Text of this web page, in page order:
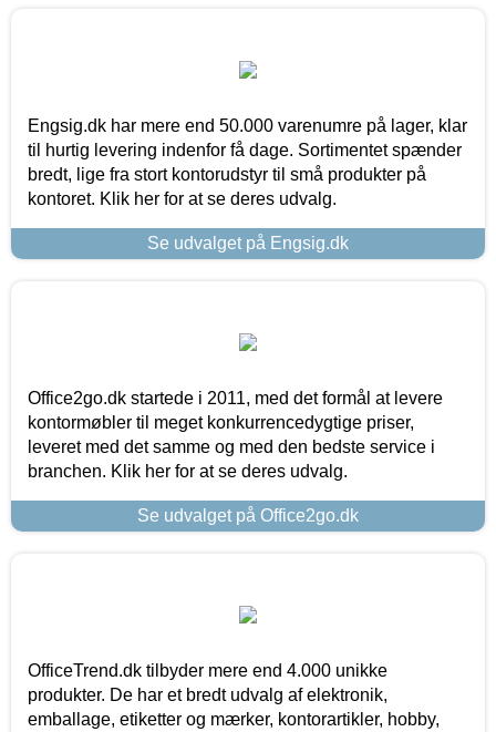
Engsig.dk har mere end 50.000 varenumre på lager, klar
til hurtig levering indenfor få dage. Sortimentet spænder
bredt, lige fra stort kontorudstyr til små produkter på
kontoret. Klik her for at se deres udvalg.
Se udvalget på Engsig.dk
Office2go.dk startede i 2011, med det formål at levere
kontormøbler til meget konkurrencedygtige priser,
leveret med det samme og med den bedste service i
branchen. Klik her for at se deres udvalg.
Se udvalget på Office2go.dk
OfficeTrend.dk tilbyder mere end 4.000 unikke
produkter. De har et bredt udvalg af elektronik,
emballage, etiketter og mærker, kontorartikler, hobby,